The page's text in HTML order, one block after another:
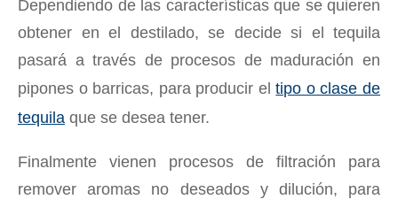
Dependiendo de las características que se quieren
obtener en el destilado, se decide si el tequila
pasará a través de procesos de maduración en
pipones o barricas, para producir eltipo o clase de
tequila que se desea tener.
Finalmente vienen procesos de filtración para
remover aromas no deseados y dilución, para